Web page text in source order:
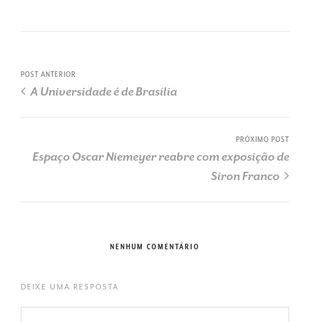
POST ANTERIOR
A Universidade é de Brasília
PRÓXIMO POST
Espaço Oscar Niemeyer reabre com exposição de
Siron Franco
NENHUM COMENTÁRIO
DEIXE UMA RESPOSTA